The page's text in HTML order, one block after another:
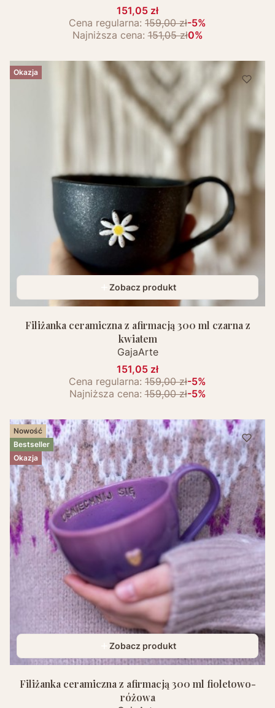
151,05 zł
Cena regularna: 159,00 zł-5%
Najniższa cena: 151,05 zł0%
Okazja
Zobacz produkt
Filiżanka ceramiczna z afirmacją 300 ml czarna z
kwiatem
GajaArte
151,05 zł
Cena regularna: 159,00 zł-5%
Najniższa cena: 159,00 zł-5%
Okazja
Bestseller
Nowość
Zobacz produkt
Filiżanka ceramiczna z afirmacją 300 ml fioletowo-
różowa